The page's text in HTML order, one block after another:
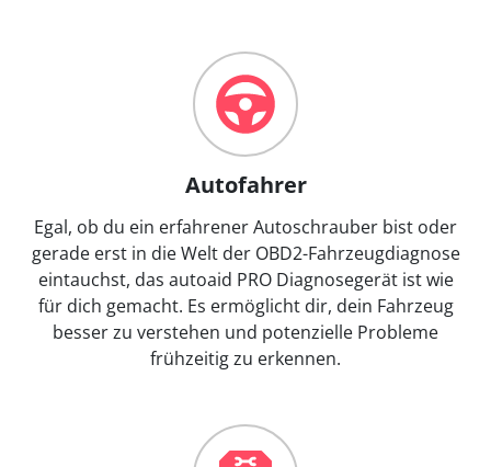
Autofahrer
Egal, ob du ein erfahrener Autoschrauber bist oder
gerade erst in die Welt der OBD2-Fahrzeugdiagnose
eintauchst, das autoaid PRO Diagnosegerät ist wie
für dich gemacht. Es ermöglicht dir, dein Fahrzeug
besser zu verstehen und potenzielle Probleme
frühzeitig zu erkennen.